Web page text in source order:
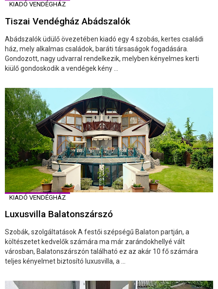
KIADÓ VENDÉGHÁZ
Tiszai Vendégház Abádszalók
Abádszalók üdülő övezetében kiadó egy 4 szobás, kertes családi
ház, mely alkalmas családok, baráti társaságok fogadására.
Gondozott, nagy udvarral rendelkezik, melyben kényelmes kerti
kiülő gondoskodik a vendégek kény ...
KIADÓ VENDÉGHÁZ
Luxusvilla Balatonszárszó
Szobák, szolgáltatások A festői szépségű Balaton partján, a
költészetet kedvelők számára ma már zarándokhellyé vált
városban, Balatonszárszón található ez az akár 10 fő számára
teljes kényelmet biztosító luxusvilla, a ...